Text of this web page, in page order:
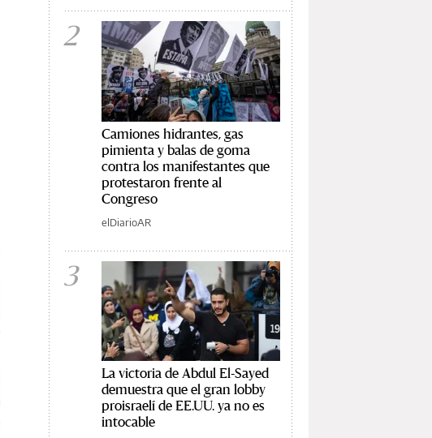
2
Camiones hidrantes, gas
pimienta y balas de goma
contra los manifestantes que
protestaron frente al
Congreso
elDiarioAR
3
La victoria de Abdul El-Sayed
demuestra que el gran lobby
proisraelí de EE.UU. ya no es
intocable